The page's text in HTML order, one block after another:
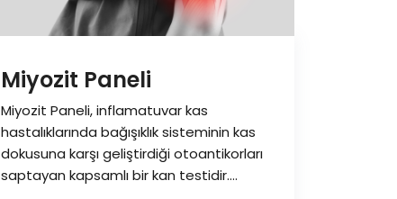
Miyozit Paneli
Miyozit Paneli, inflamatuvar kas
hastalıklarında bağışıklık sisteminin kas
dokusuna karşı geliştirdiği otoantikorları
saptayan kapsamlı bir kan testidir.